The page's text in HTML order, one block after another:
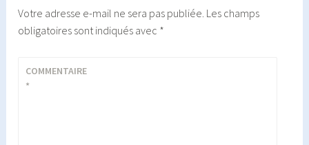
Votre adresse e-mail ne sera pas publiée. Les champs
obligatoires sont indiqués avec *
COMMENTAIRE
*